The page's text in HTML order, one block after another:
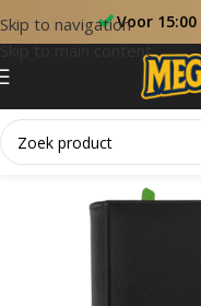
Skip to navigation
Skip to main content
Voor
Home Accessoires